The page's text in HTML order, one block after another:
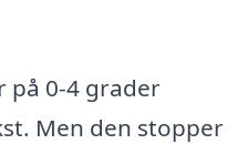
på 0-4 grader
Men den stopper